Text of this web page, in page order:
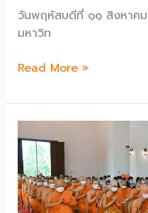
เรือน
จำ
เรือน
กลาง
เชียงใหม่
วันพฤหัสบดีที่ ๑๑ สิงหาค
มหาวิท
คณะ
และ
ปรัชญา
มมร
จัด
กิจกรรม
สัมมนา
นักศึกษา
Read More »